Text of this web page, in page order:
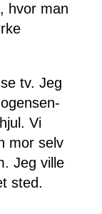
hvor man
tv. Jeg
Vi
mor selv
Jeg ville
sted.